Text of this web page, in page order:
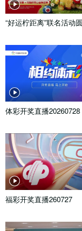
“好运柠距离”联名活动
体彩开奖直播20260728
福彩开奖直播260727